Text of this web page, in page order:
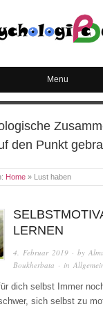
Menu
den Punkt
Home » Lust haben
LERNEN
4. Februar 2019 · by
Boukherbata · in
dich selbst Immer
sich selbst zu